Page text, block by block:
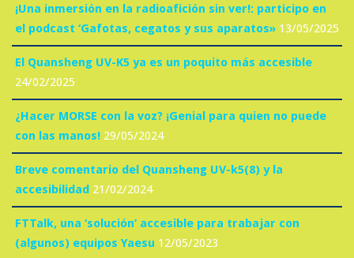
¡Una inmersión en la radioafición sin ver!: participo en
el podcast ‘Gafotas, cegatos y sus aparatos» 13/05/2025
El Quansheng UV-K5 ya es un poquito más accesible
24/02/2025
¿Hacer MORSE con la voz? ¡Genial para quien no puede
con las manos! 29/05/2024
Breve comentario del Quansheng UV-k5(8) y la
accesibilidad 21/02/2024
FTTalk, una ‘solución’ accesible para trabajar con
(algunos) equipos Yaesu 12/05/2023